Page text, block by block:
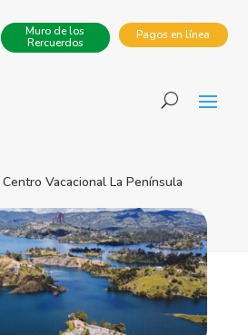
Pagos en línea
Muro de los
Rercuerdos
Centro Vacacional La Península